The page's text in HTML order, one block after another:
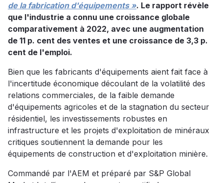
de la fabrication d'équipements ». Le rapport révèle
que l'industrie a connu une croissance globale
comparativement à 2022, avec une augmentation
de 11 p. cent des ventes et une croissance de 3,3 p.
cent de l'emploi.
Bien que les fabricants d'équipements aient fait face à
l'incertitude économique découlant de la volatilité des
relations commerciales, de la faible demande
d'équipements agricoles et de la stagnation du secteur
résidentiel, les investissements robustes en
infrastructure et les projets d'exploitation de minéraux
critiques soutiennent la demande pour les
équipements de construction et d'exploitation minière.
Commandé par l'AEM et préparé par S&P Global